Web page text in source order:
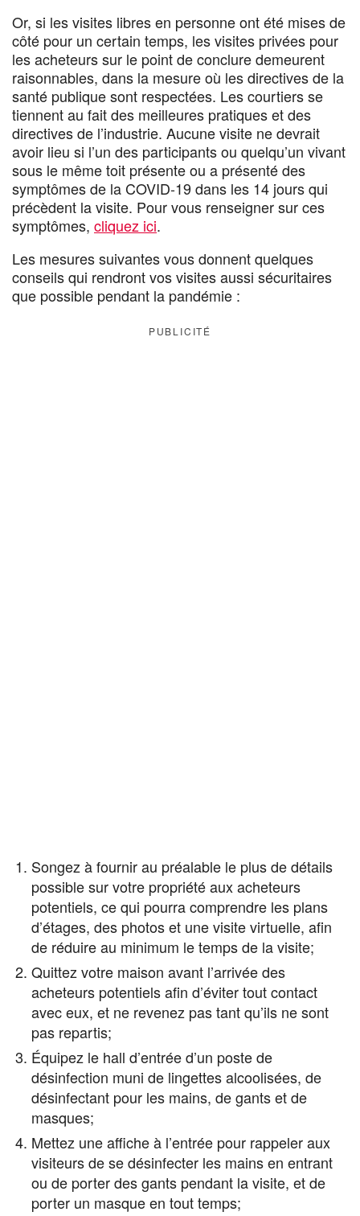
Or, si les visites libres en personne ont été mises de
côté pour un certain temps, les visites privées pour
les acheteurs sur le point de conclure demeurent
raisonnables, dans la mesure où les directives de la
santé publique sont respectées. Les courtiers se
tiennent au fait des meilleures pratiques et des
directives de l’industrie. Aucune visite ne devrait
avoir lieu si l’un des participants ou quelqu’un vivant
sous le même toit présente ou a présenté des
symptômes de la COVID-19 dans les 14 jours qui
précèdent la visite. Pour vous renseigner sur ces
symptômes, cliquez ici.
Les mesures suivantes vous donnent quelques
conseils qui rendront vos visites aussi sécuritaires
que possible pendant la pandémie :
PUBLICITÉ
Songez à fournir au préalable le plus de détails
possible sur votre propriété aux acheteurs
potentiels, ce qui pourra comprendre les plans
d’étages, des photos et une visite virtuelle, afin
de réduire au minimum le temps de la visite;
Quittez votre maison avant l’arrivée des
acheteurs potentiels afin d’éviter tout contact
avec eux, et ne revenez pas tant qu’ils ne sont
pas repartis;
Équipez le hall d’entrée d’un poste de
désinfection muni de lingettes alcoolisées, de
désinfectant pour les mains, de gants et de
masques;
Mettez une affiche à l’entrée pour rappeler aux
visiteurs de se désinfecter les mains en entrant
ou de porter des gants pendant la visite, et de
porter un masque en tout temps;